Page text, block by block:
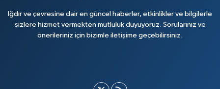
Iğdır ve çevresine dair en güncel haberler, etkinlikler ve bilgilerle
sizlere hizmet vermekten mutluluk duyuyoruz. Sorularınız ve
önerileriniz için bizimle iletişime geçebilirsiniz.